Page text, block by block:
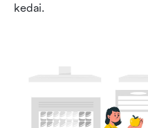
kedai.
Kesimpulan: langkah-